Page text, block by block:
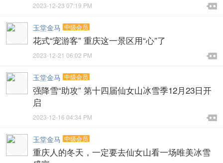

2023-12-23 07:19 PM 
玉堂金马 中级会员
花式“宠游客” 重庆这一景区用“心”了

2023-12-21 06:02 PM 
玉堂金马 中级会员
强降雪“助攻” 第十四届仙女山冰雪季12月23日开
启

2023-12-16 04:34 PM 
玉堂金马 中级会员
重庆人的冬天，一定要去仙女山看一场唯美冰雪